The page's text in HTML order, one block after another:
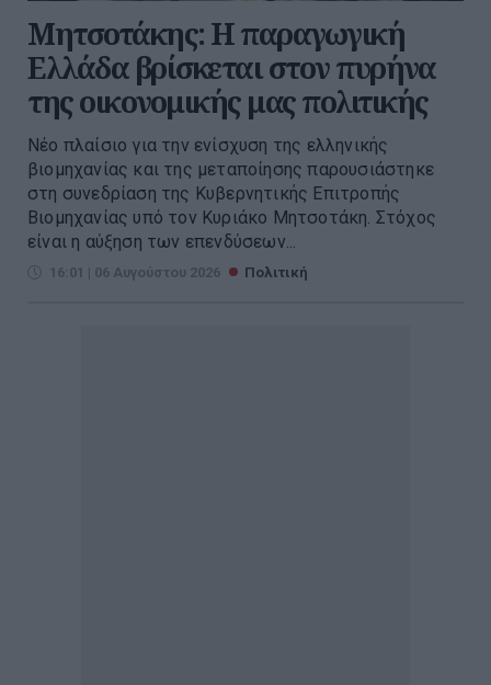
Μητσοτάκης: Η παραγωγική
Ελλάδα βρίσκεται στον πυρήνα
της οικονομικής μας πολιτικής
Νέο πλαίσιο για την ενίσχυση της ελληνικής
βιομηχανίας και της μεταποίησης παρουσιάστηκε
στη συνεδρίαση της Κυβερνητικής Επιτροπής
Βιομηχανίας υπό τον Κυριάκο Μητσοτάκη. Στόχος
είναι η αύξηση των επενδύσεων...
16:01 | 06 Αυγούστου 2026 Πολιτική